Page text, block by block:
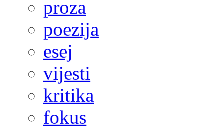
proza
poezija
esej
vijesti
kritika
fokus